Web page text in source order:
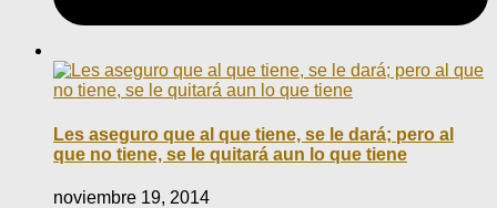
Les aseguro que al que tiene, se le dará; pero al
que no tiene, se le quitará aun lo que tiene
noviembre 19, 2014